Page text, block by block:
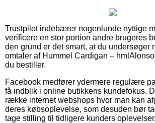
Trustpilot indebærer nogenlunde nyttige
verificere en stor portion andre brugeres
den grund er det smart, at du undersøger
omtaler af Hummel Cardigan –
du bestiller.
Facebook medfører ydermere regulære
få indblik i online butikkens kundefokus.
række internet webshops hvor man kan
deres købsoplevelse, som desuden bør
tage stilling til tidligere kunders oplevelser.